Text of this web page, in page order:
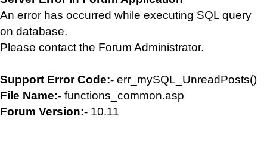
An error has occurred while executing SQL query
on database.
Please contact the Forum Administrator.
Support Error Code:- err_mySQL_UnreadPosts()
File Name:- functions_common.asp
Forum Version:- 10.11